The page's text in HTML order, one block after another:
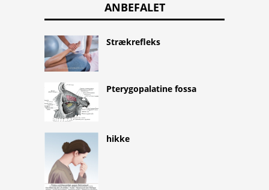
ANBEFALET
Strækrefleks
Pterygopalatine fossa
hikke